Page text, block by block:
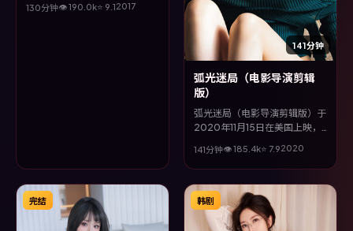
卓等主演。全片以悬疑类型为主
130分钟👁190.0k⭐ 9.12017
141分钟
弧光迷局（电影导演剪辑
版）
弧光迷局（电影导演剪辑版）于
2020年11月15日在美国上映，
李政宰、雷佳音等主演。全片以
喜剧类型为主线，在时代洪流与
个体抉择之间，故事层层推进，
节奏紧凑而不失细腻。
141分钟👁185.4k⭐ 7.92020
完结 韩剧